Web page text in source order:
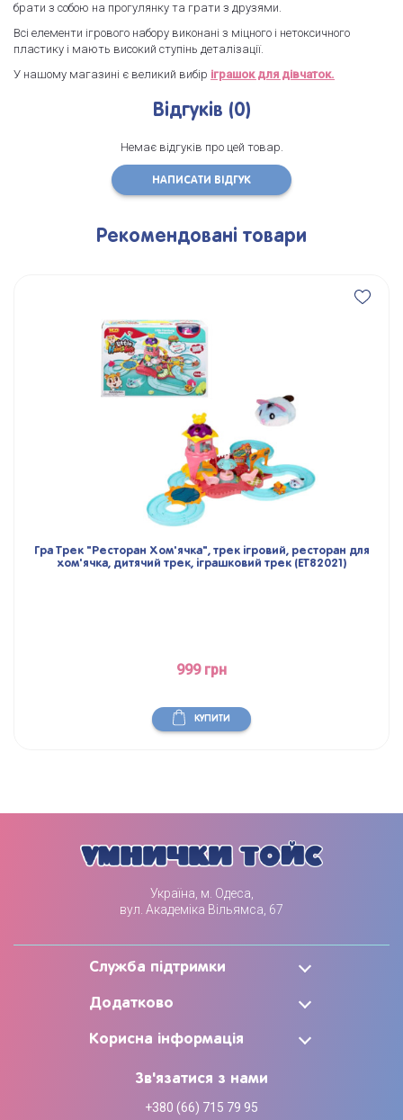
брати з собою на прогулянку та грати з друзями.
Всі елементи ігрового набору виконані з міцного і нетоксичного
пластику і мають високий ступінь деталізації.
У нашому магазині є великий вибір іграшок для дівчаток.
Відгуків (0)
Немає відгуків про цей товар.
НАПИСАТИ ВІДГУК
Рекомендовані товари
Гра Трек "Ресторан Хом'ячка", трек ігровий, ресторан для
хом'ячка, дитячий трек, іграшковий трек (ET82021)
999 грн
КУПИТИ
Україна, м. Одеса,
вул. Академіка Вільямса, 67
Служба підтримки
Додатково
Корисна інформація
Зв'язатися з нами
+380 (66) 715 79 95